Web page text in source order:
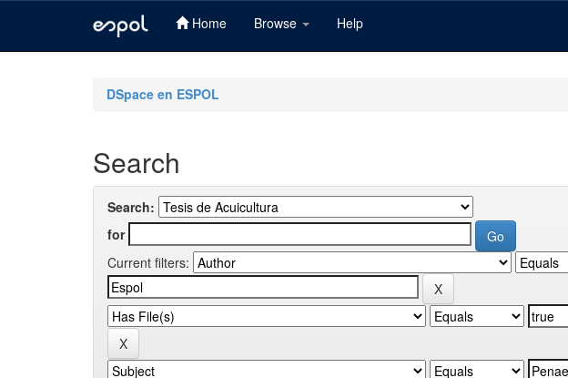
Home Browse Help
DSpace en ESPOL
Search
Search:
for
Current filters: